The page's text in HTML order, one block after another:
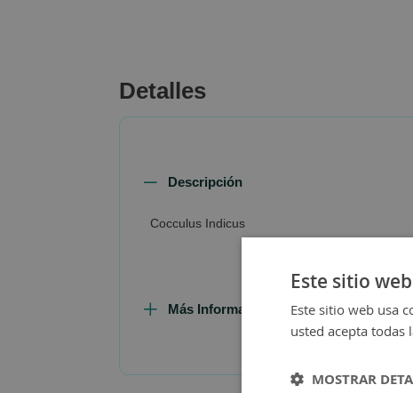
Detalles
Descripción
Cocculus Indicus
Más Información
Este sitio
Este sitio web usa
usted acepta todas
MOSTRAR